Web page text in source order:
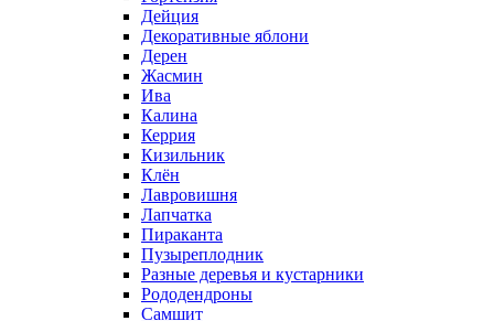
Дейция
Декоративные яблони
Дерен
Жасмин
Ива
Калина
Керрия
Кизильник
Клён
Лавровишня
Лапчатка
Пираканта
Пузыреплодник
Разные деревья и кустарники
Рододендроны
Самшит